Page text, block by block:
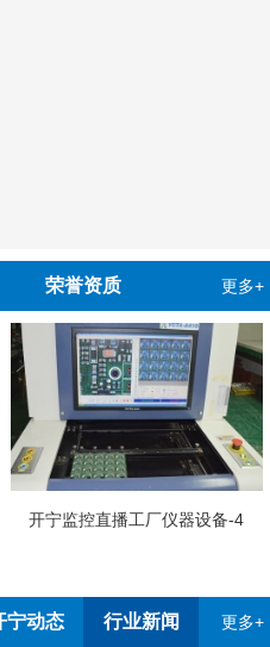
荣誉资质 更多+
开宁监控直播工厂员工烧烤
宁动态 行业新闻 更多+